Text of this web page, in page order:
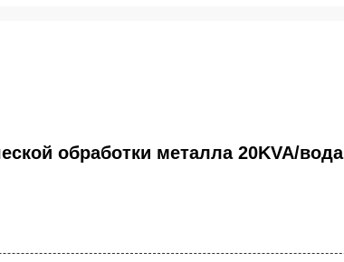
обработки металла 20KVA/вода